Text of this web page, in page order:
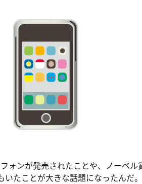
ォンが発売されたことや、ノーベル
いたことが大きな話題になったんだ。